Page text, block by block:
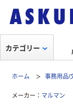
カテゴリー
ホーム 事務用品/
メーカー マルマン